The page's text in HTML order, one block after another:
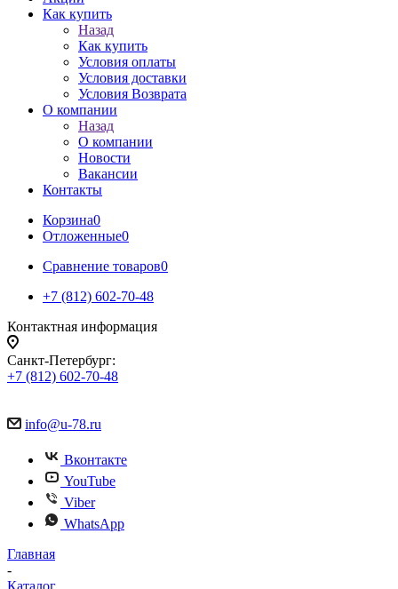
Как купить
Назад
Как купить
Условия оплаты
Условия доставки
Условия Возврата
О компании
Назад
О компании
Новости
Вакансии
Контакты
Корзина0
Отложенные0
Сравнение товаров0
+7 (812) 602-70-48
Контактная информация
Санкт-Петербург:
+7 (812) 602-70-48
info@u-78.ru
Вконтакте
YouTube
Viber
WhatsApp
Главная
-
Каталог